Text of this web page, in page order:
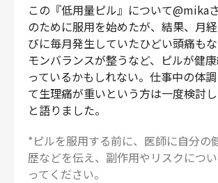
この『低用量ピル』について@mika
のために服用を始めたが、結果、月
びに毎月発生していたひどい頭痛も
モンバランスが整うなど、ピルが健
っているかもしれない。仕事中の体
て生理痛が重いという方は一度検討し
と語りました。
*ピルを服用する前に、医師に自分の
歴などを伝え、副作用やリスクにつ
ってください。